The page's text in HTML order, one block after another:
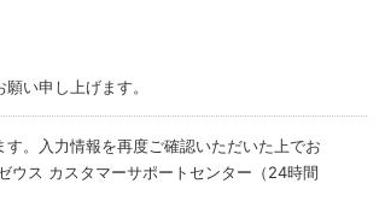
い申し上げます。
。入力情報を再度ご確認いただいた上でお
ウス カスタマーサポートセンター（24時間